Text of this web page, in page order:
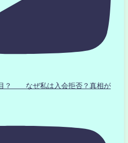
？ なぜ私は入会拒否？真相が